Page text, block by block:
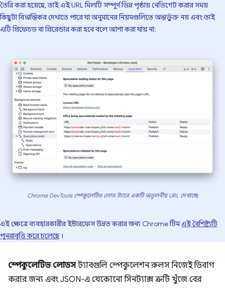
তৈরি করা হয়েছে, তাই এই URL মিলটি সম্পূর্ণ ভিন্ন পৃষ্ঠায় নেভিগেট করার সময়
কিছুটা বিভ্রান্তিকর দেখাতে পারে যা অনুমানের নিয়মগুলিতে অন্তর্ভুক্ত নয় এবং তাই
এটি প্রিফেচড বা প্রিরেন্ডার করা হবে বলে আশা করা যায় না:
Chrome DevTools স্পেকুলেটিভ লোড ট্যাবে একটি অতুলনীয় URL দেখাচ্ছে
এই ক্ষেত্রে ব্যবহারকারীর ইন্টারফেস উন্নত করার জন্য Chrome টিমএই বৈশিষ্ট্যটি
পুনরাবৃত্তি করে চলেছে।
স্পেকুলেটিভ লোডসট্যাবগুলি স্পেকুলেশন রুলস নিজেই ডিবাগ
করার জন্য এবং JSON-এ যেকোনো সিনট্যাক্স ত্রুটি খুঁজে বের